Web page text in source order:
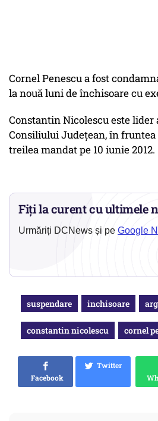
Cornel Penescu a fost
la nouă luni de închisoare cu
Constantin Nicolescu este lider
Consiliului Județean, în fruntea
treilea mandat pe 10 iunie 2012.
Fiți la curent cu ultimele
Urmăriți DCNews și pe Google
suspendare inchisoare
constantin nicolescu cornel
Facebook
Twitter